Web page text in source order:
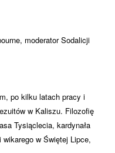
moderator Sodalicji
po kilku latach pracy i
w Kaliszu. Filozofię
Tysiąclecia, kardynała
w Świętej Lipce,